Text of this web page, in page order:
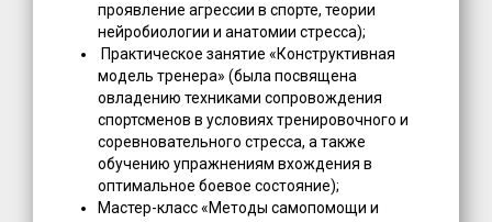
проявление агрессии в спорте, теории
нейробиологии и анатомии стресса);
Практическое занятие «Конструктивная
модель тренера» (была посвящена
овладению техниками сопровождения
спортсменов в условиях тренировочного и
соревновательного стресса, а также
обучению упражнениям вхождения в
оптимальное боевое состояние);
Мастер-класс «Методы самопомощи и